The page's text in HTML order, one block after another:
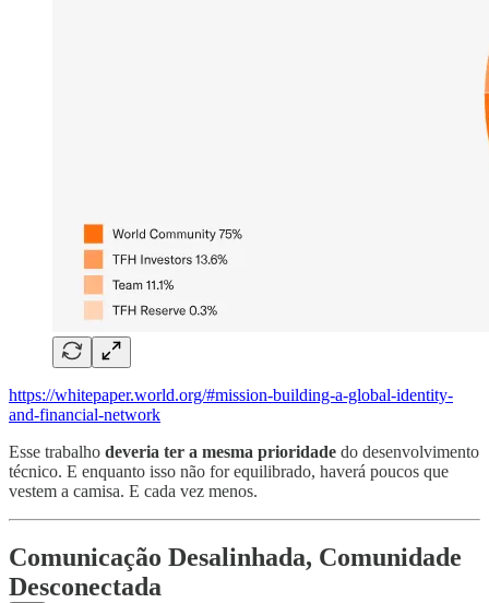
https://whitepaper.world.org/#mission-building-a-global-identity-
and-financial-network
Esse trabalho deveria ter a mesma prioridade do desenvolvimento
técnico. E enquanto isso não for equilibrado, haverá poucos que
vestem a camisa. E cada vez menos.
Comunicação Desalinhada, Comunidade
Desconectada